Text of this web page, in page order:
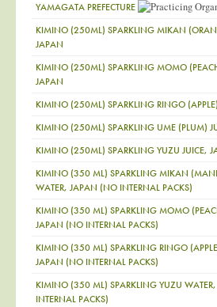
YAMAGATA PREFECTURE
KIMINO (250ML) SPARKLING MIKAN
JAPAN
KIMINO (250ML) SPARKLING MOMO
JAPAN
KIMINO (250ML) SPARKLING RINGO
KIMINO (250ML) SPARKLING UME (PLUM)
KIMINO (250ML) SPARKLING YUZU JUICE,
KIMINO (350 ML) SPARKLING MIKAN
WATER, JAPAN (NO INTERNAL PACKS)
KIMINO (350 ML) SPARKLING MOMO
JAPAN (NO INTERNAL PACKS)
KIMINO (350 ML) SPARKLING RINGO
JAPAN (NO INTERNAL PACKS)
KIMINO (350 ML) SPARKLING YUZU
INTERNAL PACKS)